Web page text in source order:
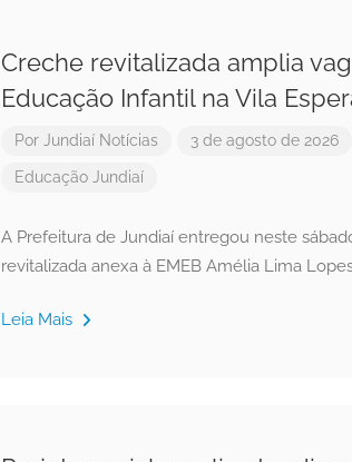
Creche revitalizada amplia
Educação Infantil na Vila
Por Jundiaí Notícias 3 de agosto de 2026
Educação Jundiaí
A Prefeitura de Jundiaí entregou neste
revitalizada anexa à EMEB Amélia Lima
Leia Mais